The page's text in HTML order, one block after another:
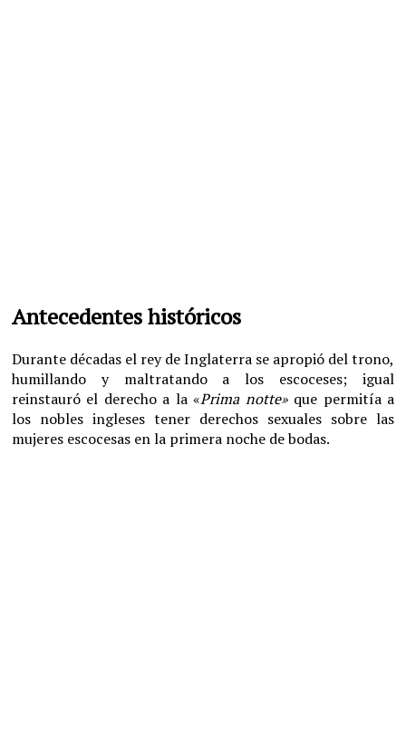
Antecedentes históricos
Durante décadas el rey de Inglaterra se apropió del trono,
humillando y maltratando a los escoceses; igual
reinstauró el derecho a la «Prima notte»que permitía a
los nobles ingleses tener derechos sexuales sobre las
mujeres escocesas en la primera noche de bodas.